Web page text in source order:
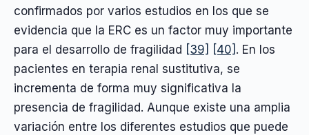
confirmados por varios estudios en los que se
evidencia que la ERC es un factor muy importante
para el desarrollo de fragilidad [39] [40] . En los
pacientes en terapia renal sustitutiva, se
incrementa de forma muy significativa la
presencia de fragilidad. Aunque existe una amplia
variación entre los diferentes estudios que puede